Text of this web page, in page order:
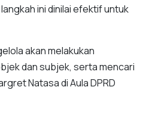
ini dinilai efektif untuk
akan melakukan
dan subjek, serta mencari
Natasa di Aula DPRD